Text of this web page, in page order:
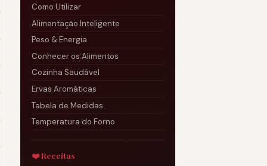
Como Utilizar
Alimentação Inteligente
Peso & Energia
Conhecer os Alimentos
Cozinha Saudável
Ervas Aromáticas
Tabela de Medidas
Temperatura do Forno
❤️ Receitas